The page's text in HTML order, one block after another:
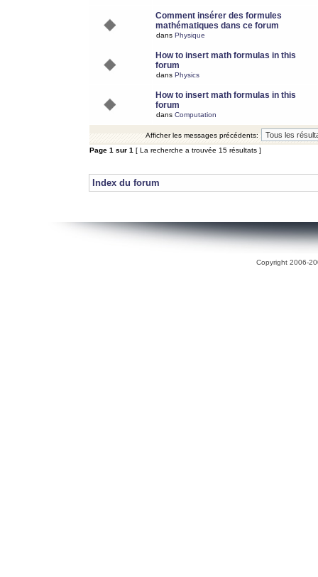
Comment insérer des formules
mathématiques dans ce forum
dans Physique
How to insert math formulas in this
forum
dans Physics
How to insert math formulas in this
forum
dans Computation
Afficher les messages précédents:
Page 1 sur 1 [ La recherche a trouvée 15 résultats ]
Index du forum
Copyright 2006-